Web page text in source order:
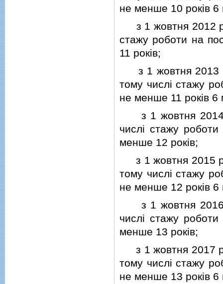
не менше 10 рокiв 6
з 1 жовтня 2012
стажу роботи на
11 рокiв;
з 1 жовтня 2013
тому числi стажу
не менше 11 рокiв 6
з 1 жовтня 2014
числi стажу
менше 12 рокiв;
з 1 жовтня 2015
тому числi стажу
не менше 12 рокiв 6
з 1 жовтня 2016
числi стажу
менше 13 рокiв;
з 1 жовтня 2017
тому числi стажу
не менше 13 рокiв 6